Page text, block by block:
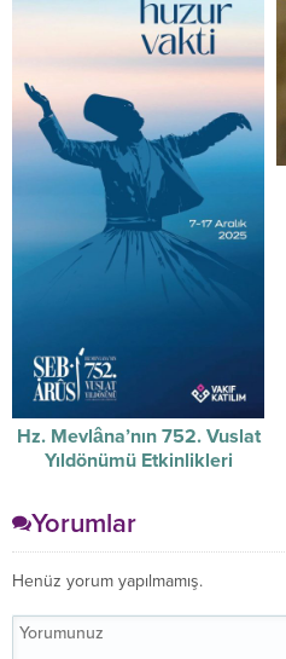
Hz. Mevlâna’nın 752. Vuslat
Yıldönümü Etkinlikleri
Yorumlar
Henüz yorum yapılmamış.